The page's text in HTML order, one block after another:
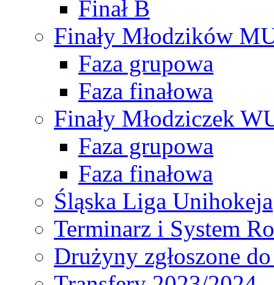
Finał B
Finały Młodzików
Faza grupowa
Faza finałowa
Finały Młodziczek
Faza grupowa
Faza finałowa
Śląska Liga Unihokeja
Terminarz i System
Drużyny zgłoszone